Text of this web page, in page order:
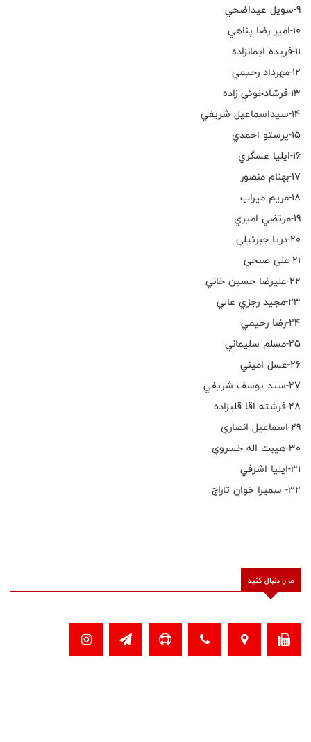
٩-سويل عيداضحي
١٠-امير رضا پناهي
١١-فريده ايمانزاده
١٢-مهرداد رحيمي
١٣-فرشادخوئي زاده
١٤-سيداسماعيل شريفي
١٥-پرستو احمدي
١٦-ايليا عسگري
١٧-بهنام منصور
١٨-مريم ميراب
١٩-مرتضي اميري
٢٠-دريا جبرئيلي
٢١-علي صبحي
٢٢-عليرضا حسين خاني
٢٣-مجيد رجزي عالي
٢٤-رضا رحيمي
٢٥-مسلم سليماني
٢٦-عسل اميني
٢٧-سيد يوسف شريفي
٢٨-فرشته اقا قليزاده
٢٩-اسماعيل انصاري
٣٠-هيبت اله خسروي
٣١-ايليا اشرفي
٣٢- سميرا خوان تاراج
ما را دنبال کنید